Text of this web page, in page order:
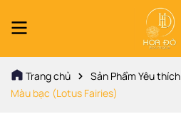
Trang chủ Sản Phẩm Yêu thích
Màu bạc (Lotus Fairies)